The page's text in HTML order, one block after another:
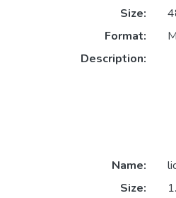
Size:
Format:
Description:
Name:
Size: